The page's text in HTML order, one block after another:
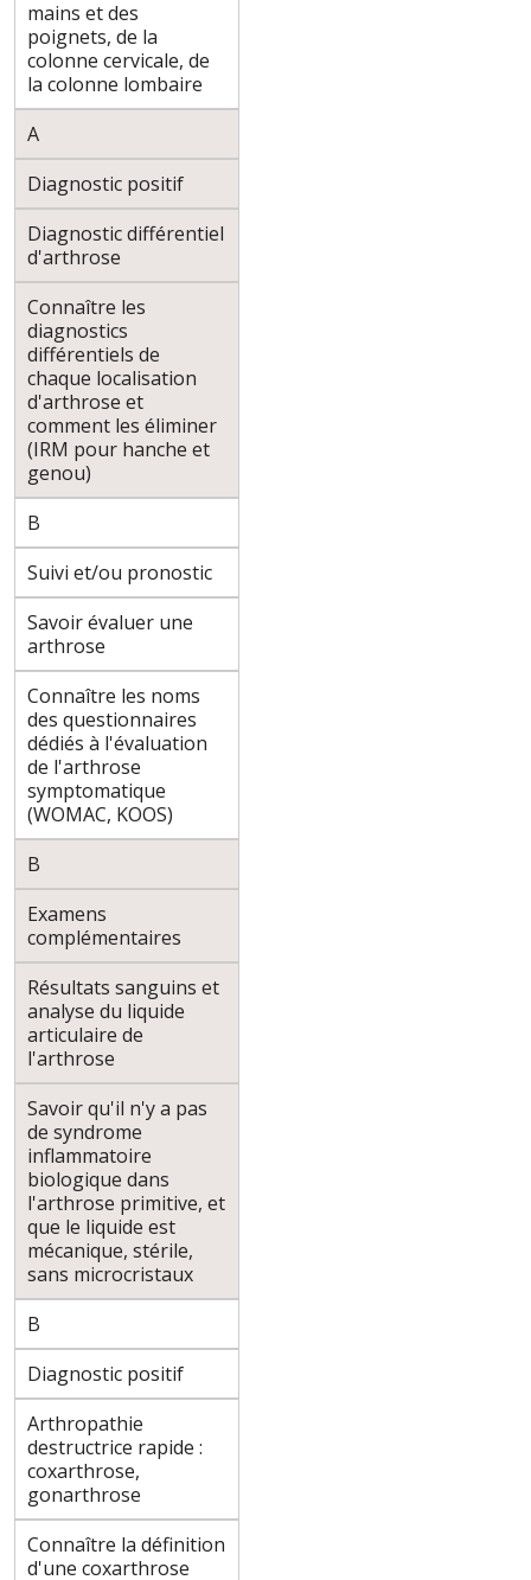
mains et des
poignets, de la
colonne cervicale, de
la colonne lombaire
A
Diagnostic positif
Diagnostic différentiel
d'arthrose
Connaître les
diagnostics
différentiels de
chaque localisation
d'arthrose et
comment les éliminer
(IRM pour hanche et
genou)
B
Suivi et/ou pronostic
Savoir évaluer une
arthrose
Connaître les noms
des questionnaires
dédiés à l'évaluation
de l'arthrose
symptomatique
(WOMAC, KOOS)
B
Examens
complémentaires
Résultats sanguins et
analyse du liquide
articulaire de
l'arthrose
Savoir qu'il n'y a pas
de syndrome
inflammatoire
biologique dans
l'arthrose primitive, et
que le liquide est
mécanique, stérile,
sans microcristaux
B
Diagnostic positif
Arthropathie
destructrice rapide :
coxarthrose,
gonarthrose
Connaître la définition
d'une coxarthrose